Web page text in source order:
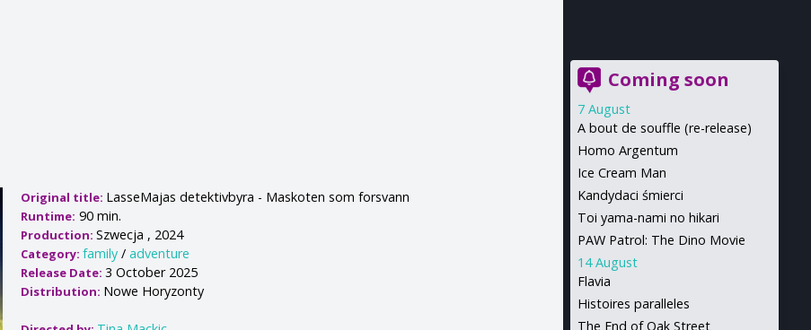
Original title: LasseMajas detektivbyra - Maskoten som forsvann
Runtime: 90 min.
Production:Szwecja , 2024
Category:family /adventure
Release Date:3 October 2025
Distribution: Nowe Horyzonty
Coming soon
7 August
A bout de souffle (re-release)
Homo Argentum
Ice Cream Man
Kandydaci śmierci
Toi yama-nami no hikari
PAW Patrol: The Dino Movie
14 August
Flavia
Histoires paralleles
The End of Oak Street